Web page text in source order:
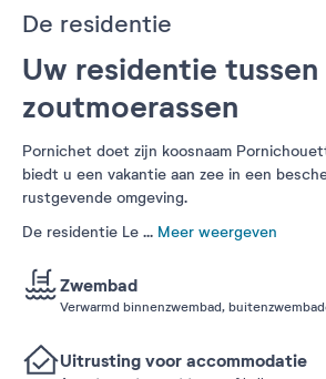
De residentie
Uw residentie
zoutmoerassen
Pornichet doet zijn koosnaam
biedt u een vakantie aan zee in een
rustgevende omgeving.
De residentie Le ... Meer weergeven
Zwembad
Verwarmd binnenzwembad,
Uitrusting voor accommodatie